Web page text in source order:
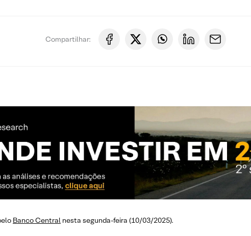
Compartilhar:
Banco Central nesta segunda-feira (10/03/2025).